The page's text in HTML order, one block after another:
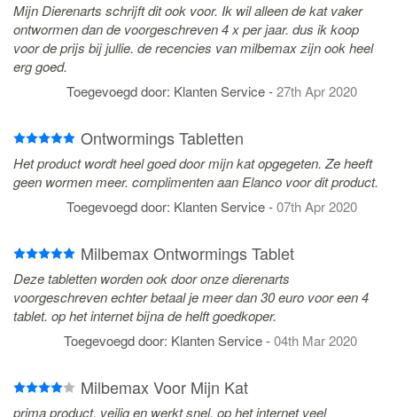
Mijn Dierenarts schrijft dit ook voor. Ik wil alleen de kat vaker
ontwormen dan de voorgeschreven 4 x per jaar. dus ik koop
voor de prijs bij jullie. de recencies van milbemax zijn ook heel
erg goed.
Toegevoegd door: Klanten Service-27th Apr 2020
Ontwormings Tabletten
Het product wordt heel goed door mijn kat opgegeten. Ze heeft
geen wormen meer. complimenten aan Elanco voor dit product.
Toegevoegd door: Klanten Service-07th Apr 2020
Milbemax Ontwormings Tablet
Deze tabletten worden ook door onze dierenarts
voorgeschreven echter betaal je meer dan 30 euro voor een 4
tablet. op het internet bijna de helft goedkoper.
Toegevoegd door: Klanten Service-04th Mar 2020
Milbemax Voor Mijn Kat
prima product, veilig en werkt snel. op het internet veel